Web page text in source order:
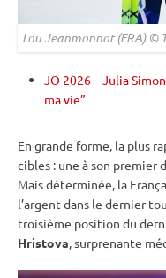
Lou Jeanmonnot (FRA) ©
JO 2026 – Julia
ma vie”
En grande forme, la plus
cibles : une à son premier
Mais déterminée, la
l’argent dans le dernier
troisième position du
Hristova, surprenante